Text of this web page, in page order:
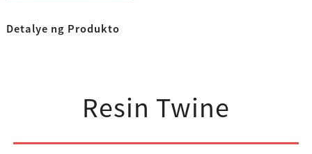
Detalye ng Produkto
Resin Twine